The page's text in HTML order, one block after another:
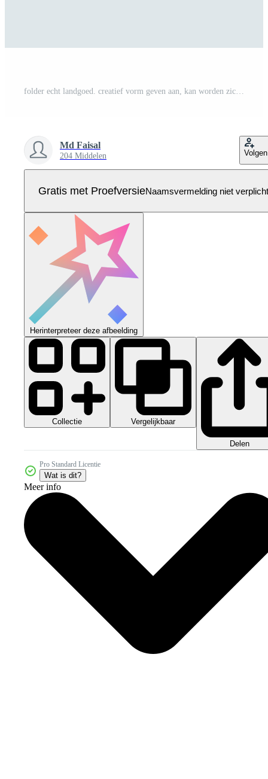
folder echt landgoed. creatief vorm geven aan, kan worden zich aanpassen naar brochure, vector sjabloon, jaar- rapport, tijdschrift, bedrijf presentatie, poster, minimaal brochure lay-out, folder, spandoek. Pro Vector
Md Faisal
204 Middelen Volgen
Gratis met ProefversieNaamsvermelding niet verplicht
Herinterpreteer deze afbeelding
Collectie Vergelijkbaar
Delen
Pro Standard Licentie
Wat is dit?
Meer info